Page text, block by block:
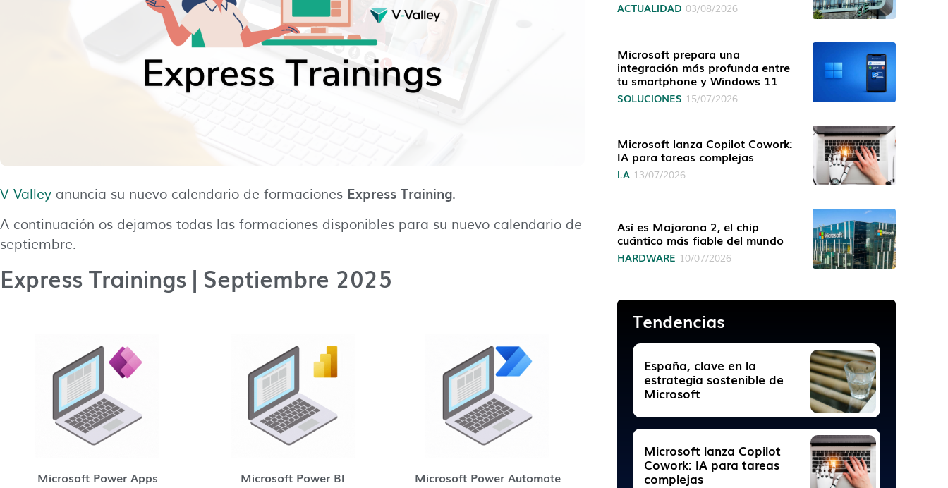
V-Valley anuncia su nuevo calendario de formaciones Express Training.
A continuación os dejamos todas las formaciones disponibles para su nuevo calendario de
septiembre.
Express Trainings | Septiembre 2025
Microsoft Power Apps Microsoft Power BI Microsoft Power Automate
ACTUALIDAD 03/08/2026
Microsoft prepara una
integración más profunda entre
tu smartphone y Windows 11
SOLUCIONES 15/07/2026
Microsoft lanza Copilot Cowork:
IA para tareas complejas
I.A 13/07/2026
Así es Majorana 2, el chip
cuántico más fiable del mundo
HARDWARE 10/07/2026
Tendencias
España, clave en la
estrategia sostenible de
Microsoft
Microsoft lanza Copilot
Cowork: IA para tareas
complejas